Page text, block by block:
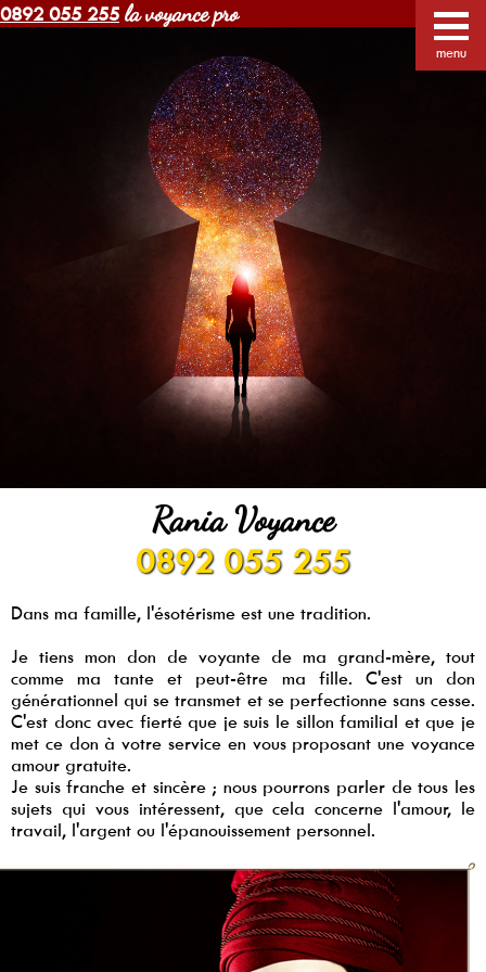
menu
0892 055 255 la voyance pro
Blog
Rania Voyance
0892 055 255
Dans ma famille, l'ésotérisme est une tradition.
Je tiens mon don de voyante de ma grand-mère, tout
comme ma tante et peut-être ma fille. C'est un don
générationnel qui se transmet et se perfectionne sans cesse.
C'est donc avec fierté que je suis le sillon familial et que je
met ce don à votre service en vous proposant une voyance
amour gratuite.
Je suis franche et sincère ; nous pourrons parler de tous les
sujets qui vous intéressent, que cela concerne l'amour, le
travail, l'argent ou l'épanouissement personnel.